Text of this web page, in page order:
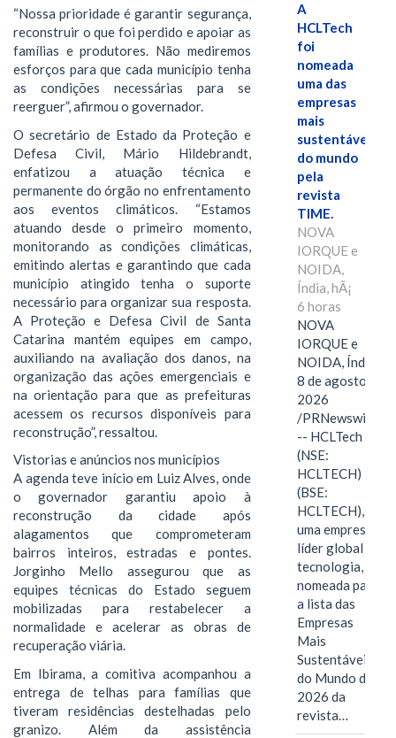
“Nossa prioridade é garantir segurança,
reconstruir o que foi perdido e apoiar as
famílias e produtores. Não mediremos
esforços para que cada município tenha
as condições necessárias para se
reerguer”, afirmou o governador.
O secretário de Estado da Proteção e
Defesa Civil, Mário Hildebrandt,
enfatizou a atuação técnica e
permanente do órgão no enfrentamento
aos eventos climáticos. “Estamos
atuando desde o primeiro momento,
monitorando as condições climáticas,
emitindo alertas e garantindo que cada
município atingido tenha o suporte
necessário para organizar sua resposta.
A Proteção e Defesa Civil de Santa
Catarina mantém equipes em campo,
auxiliando na avaliação dos danos, na
organização das ações emergenciais e
na orientação para que as prefeituras
acessem os recursos disponíveis para
reconstrução”, ressaltou.
Vistorias e anúncios nos municípios
A agenda teve início em Luiz Alves, onde
o governador garantiu apoio à
reconstrução da cidade após
alagamentos que comprometeram
bairros inteiros, estradas e pontes.
Jorginho Mello assegurou que as
equipes técnicas do Estado seguem
mobilizadas para restabelecer a
normalidade e acelerar as obras de
recuperação viária.
Em Ibirama, a comitiva acompanhou a
entrega de telhas para famílias que
tiveram residências destelhadas pelo
granizo. Além da assistência
A
HCLTech
foi
nomeada
uma das
empresas
mais
sustentáveis
do mundo
pela
revista
TIME.
NOVA
IORQUE e
NOIDA,
Índia, hÃ¡
6 horas
NOVA
IORQUE e
NOIDA, Índia,
8 de agosto de
2026
/PRNewswire/
-- HCLTech
(NSE:
HCLTECH)
(BSE:
HCLTECH),
uma empresa
líder global em
tecnologia, foi
nomeada para
a lista das
Empresas
Mais
Sustentáveis
do Mundo de
2026 da
revista…